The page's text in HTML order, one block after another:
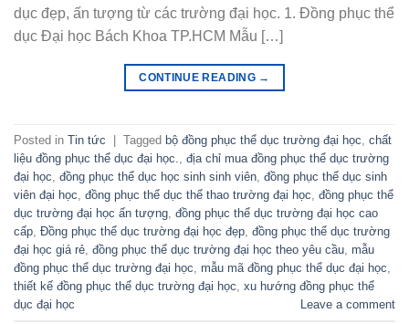
dục đẹp, ấn tượng từ các trường đại học. 1. Đồng phục thể
dục Đại học Bách Khoa TP.HCM Mẫu […]
CONTINUE READING →
Posted in Tin tức | Tagged bộ đồng phục thể dục trường đại học chất
liệu đồng phục thể dục đại học.
địa chỉ mua đồng phục thể dục trường
đại học đồng phục thể dục học sinh sinh viên đồng phục thể dục sinh
viên đại học đồng phục thể dục thể thao trường đại học đồng phục thể
dục trường đại học ấn tượng đồng phục thể dục trường đại học cao
cấp Đồng phục thể dục trường đại học đẹp đồng phục thể dục trường
đại học giá rẻ đồng phục thể dục trường đại học theo yêu cầu mẫu
đồng phục thể dục trường đại học mẫu mã đồng phục thể dục đại học
thiết kế đồng phục thể dục trường đại học xu hướng đồng phục thể
dục đại học
Leave a comment